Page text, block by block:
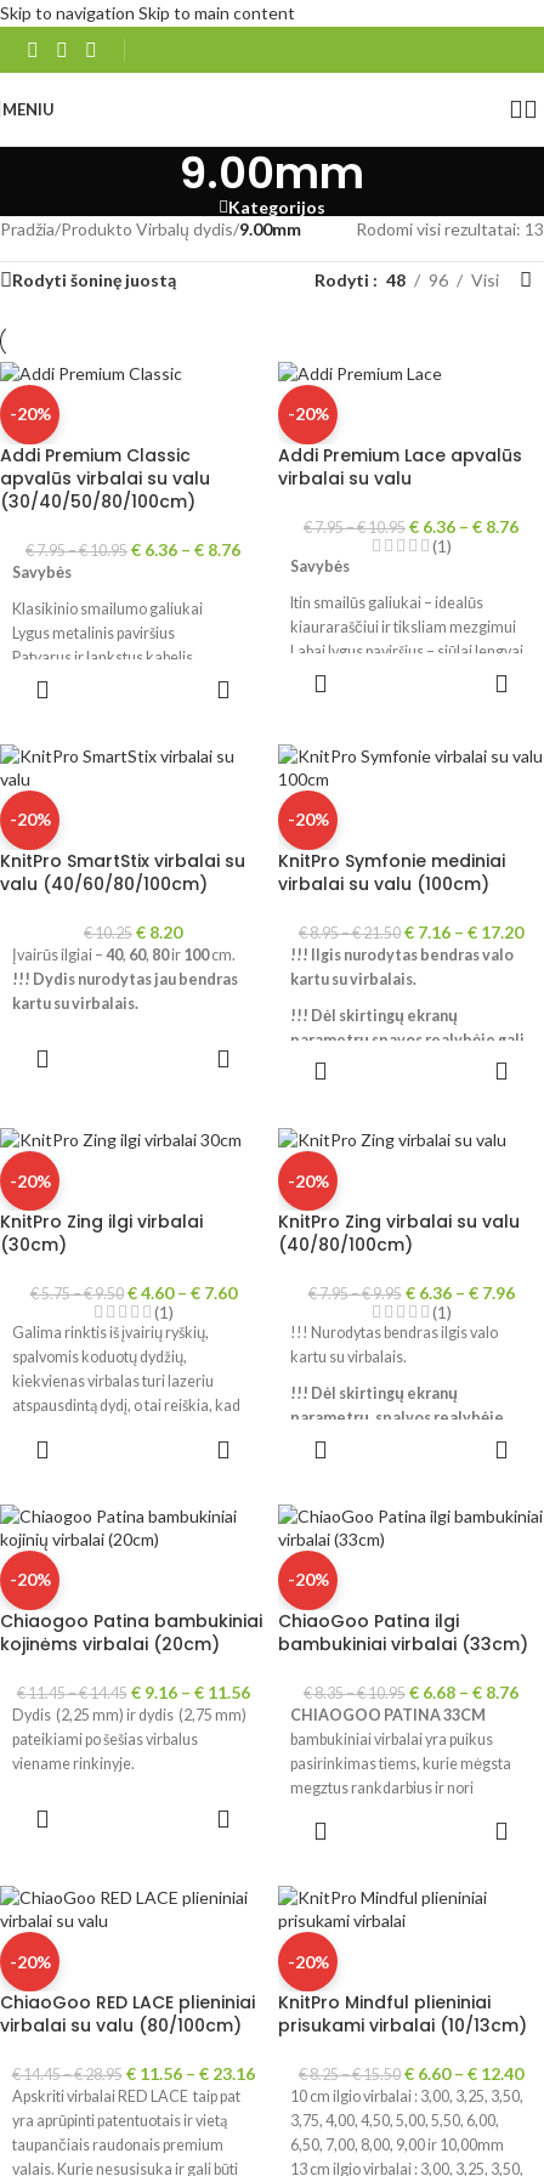
Skip to navigation Skip to main content
MENIU
9.00mm
Kategorijos
Pradžia/Produkto Virbalų dydis/9.00mm Rodomi visi rezultatai: 13
Rodyti šoninę juostą Rodyti 48 96 Visi
-20%
Addi Premium Classic
apvalūs virbalai su valu
(30/40/50/80/100cm)
€7.95–€10.95 € 6.36 – € 8.76
Savybės
Klasikinio smailumo galiukai
Lygus metalinis paviršius
Patvarus ir lankstus kabelis
Puikus kabelio ir virbalo sujungimas
Žalvaris. BE NIKELIO.
!!! Nurodytas ilgis yra bendras
kartu su virbalais.
-20%
Addi Premium Lace apvalūs
virbalai su valu
€7.95–€10.95 € 6.36 – € 8.76
(1)
Savybės
Itin smailūs galiukai – idealūs
kiauraraščiui ir tiksliam mezgimui
Labai lygus paviršius – siūlai lengvai
slysta
valo
Pagaminta Vokietijoje
Medžiaga
Žalvaris dengtas balta bronza.
!!! Nurodytas ilgis yra bendras
kartu su virbalais.
-20%
KnitPro SmartStix virbalai su
valu (40/60/80/100cm)
€10.25 € 8.20
Įvairūs ilgiai – 40, 60, 80ir 100cm.
!!! Dydis nurodytas jau bendras
kartu su virbalais.
-20%
KnitPro Symfonie mediniai
virbalai su valu (100cm)
€8.95–€21.50 € 7.16 – € 17.20
!!! Ilgis nurodytas bendras valo
kartu su virbalais.
!!! Dėl skirtingų ekranų
parametrų spavos realybėje gali
šiek tiek skirtis.
-20%
KnitPro Zing ilgi virbalai
(30cm)
€5.75–€9.50 €4.60– €7.60
(1)
Galima rinktis iš įvairių ryškių,
spalvomis koduotų dydžių,
kiekvienas virbalas turi lazeriu
atspausdintą dydį, o tai reiškia, kad
ieškodami tinkamo dydžio ir turėti
!!! Dėl skirtingų ekranų
parametrų, spalvos realybėje
gali šiek tiek skirtis.
-20%
KnitPro Zing virbalai su valu
(40/80/100cm)
€7.95–€9.95 €6.36– €7.96
(1)
!!! Nurodytas bendras ilgis valo
kartu su virbalais.
!!! Dėl skirtingų ekranų
parametrų, spalvos realybėje
gali šiek tiek skirtis.
-20%
Chiaogoo Patina bambukiniai
kojinėms virbalai (20cm)
€11.45–€14.45 €9.16– €11.56
Dydis (2,25 mm) ir dydis (2,75 mm)
pateikiami po šešias virbalus
viename rinkinyje.
-20%
ChiaoGoo Patina ilgi
bambukiniai virbalai (33cm)
€8.35–€10.95 € 6.68 – € 8.76
CHIAOGOO PATINA 33CM
bambukiniai virbalai yra puikus
pasirinkimas tiems, kurie mėgsta
megztus rankdarbius ir nori
projektams. Jų bambukinė
dizainas ir ergonominės rankenos
užtikrina patogią, sklandžią ir
efektyvią mezgimo patirtį. Virbalų
dydžiai įspausti lazeriu.
-20%
ChiaoGoo RED LACE plieniniai
virbalai su valu (80/100cm)
€14.45–€28.95 €11.56– €23.16
Apskriti virbalai RED LACE taip pat
yra aprūpinti patentuotais ir vietą
taupančiais raudonais premium
valais. Kurie nesusisuka ir gali būti
-20%
KnitPro Mindful plieniniai
prisukami virbalai (10/13cm)
€8.25–€15.50 € 6.60– € 12.40
10 cm ilgio virbalai : 3,00, 3,25, 3,50,
3,75, 4,00, 4,50, 5,00, 5,50, 6,00,
6,50, 7,00, 8,00, 9,00 ir 10,00mm
13 cm ilgio virbalai : 3,00, 3,25, 3,50,